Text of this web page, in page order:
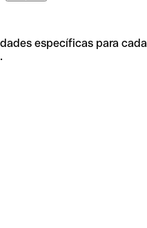
específicas para cada